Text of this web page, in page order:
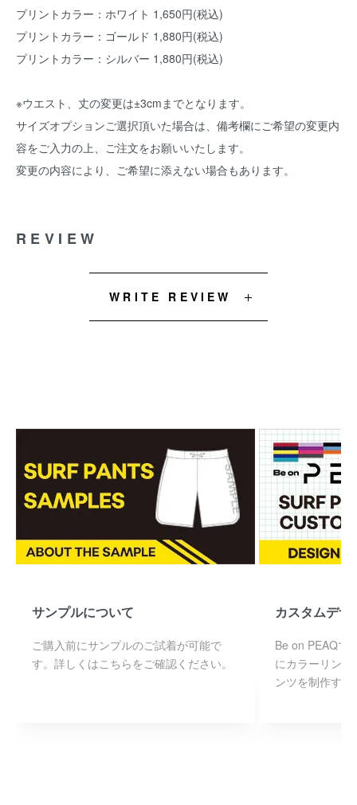
プリントカラー：ホワイト 1,650円(税込)
プリントカラー：ゴールド 1,880円(税込)
プリントカラー：シルバー 1,880円(税込)
※ウエスト、丈の変更は±3cmまでとなります。
サイズオプションご選択頂いた場合は、備考欄にご希望の変更内
容をご入力の上、ご注文をお願いいたします。
変更の内容により、ご希望に添えない場合もあります。
REVIEW
WRITE REVIEW
サンプルについて
ご購入前にサンプルのご試着が可能で
す。詳しくはこちらをご確認ください。
カスタムデザ
Be on PEAQで
にカラーリン
ンツを制作す